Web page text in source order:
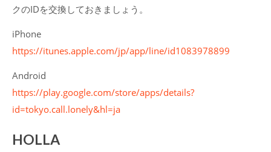
クのIDを交換しておきましょう。
iPhone
https://itunes.apple.com/jp/app/line/id1083978899
Android
https://play.google.com/store/apps/details?
id=tokyo.call.lonely&hl=ja
HOLLA